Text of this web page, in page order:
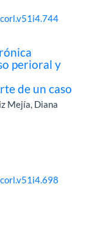
perioral y
de un caso
Mejía, Diana